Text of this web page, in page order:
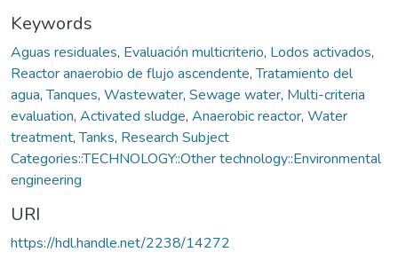
Keywords
Aguas residuales, Evaluación multicriterio, Lodos activados,
Reactor anaerobio de flujo ascendente,Tratamiento del
agua,Tanques, Wastewater, Sewage water, Multi-criteria
evaluation, Activated sludge, Anaerobic reactor, Water
treatment,Tanks, Research Subject
Categories::TECHNOLOGY::Other technology::Environmental
engineering
URI
https://hdl.handle.net/2238/14272